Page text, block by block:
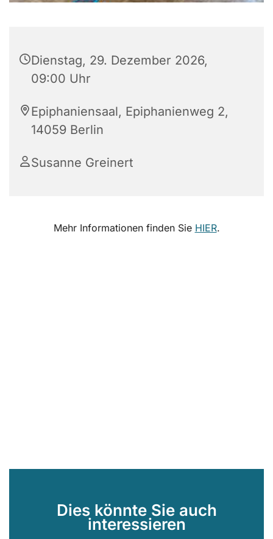
Dienstag, 29. Dezember 2026,
09:00 Uhr
Epiphaniensaal, Epiphanienweg 2,
14059 Berlin
Susanne Greinert
Mehr Informationen finden Sie HIER.
Dies könnte Sie auch
interessieren